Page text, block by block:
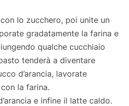
lo zucchero, poi unite un
gradatamente la farina e
qualche cucchiaio
tenderà a diventare
d’arancia, lavorate
la farina.
e infine il latte caldo.